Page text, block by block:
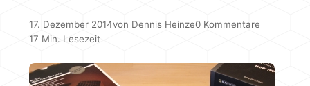
17. Dezember 2014von Dennis Heinze0 Kommentare
17 Min. Lesezeit